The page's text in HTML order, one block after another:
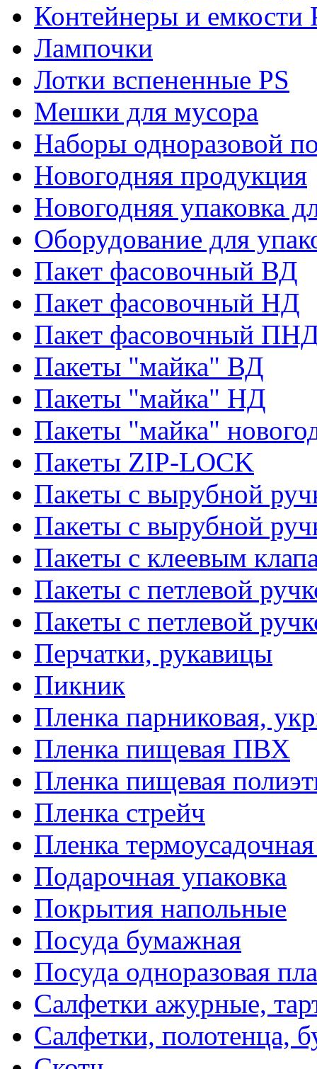
Контейнеры и емкости
Лампочки
Лотки вспененные PS
Мешки для мусора
Наборы одноразовой
Новогодняя продукция
Новогодняя упаковка
Оборудование для
Пакет фасовочный ВД
Пакет фасовочный НД
Пакет фасовочный
Пакеты "майка" ВД
Пакеты "майка" НД
Пакеты "майка"
Пакеты ZIP-LOCK
Пакеты с вырубной
Пакеты с вырубной
Пакеты с клеевым
Пакеты с петлевой
Пакеты с петлевой
Перчатки, рукавицы
Пикник
Пленка парниковая,
Пленка пищевая ПВХ
Пленка пищевая
Пленка стрейч
Пленка
Подарочная упаковка
Покрытия напольные
Посуда бумажная
Посуда одноразовая
Салфетки ажурные,
Салфетки, полотенца,